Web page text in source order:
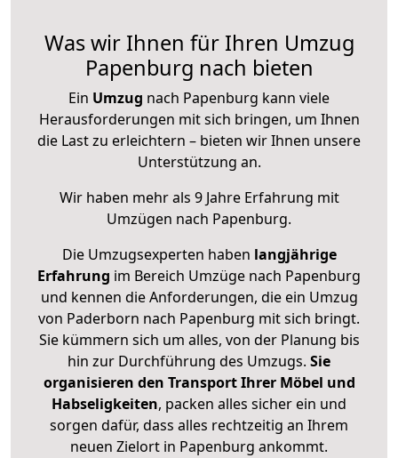
Was wir Ihnen für Ihren Umzug
Papenburg nach bieten
Ein Umzug nach Papenburg kann viele
Herausforderungen mit sich bringen, um Ihnen
die Last zu erleichtern – bieten wir Ihnen unsere
Unterstützung an.
Wir haben mehr als 9 Jahre Erfahrung mit
Umzügen nach Papenburg.
Die Umzugsexperten haben langjährige
Erfahrung im Bereich Umzüge nach Papenburg
und kennen die Anforderungen, die ein Umzug
von Paderborn nach Papenburg mit sich bringt.
Sie kümmern sich um alles, von der Planung bis
hin zur Durchführung des Umzugs. Sie
organisieren den Transport Ihrer Möbel und
Habseligkeiten, packen alles sicher ein und
sorgen dafür, dass alles rechtzeitig an Ihrem
neuen Zielort in Papenburg ankommt.